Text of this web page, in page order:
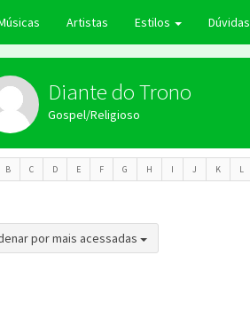
Artistas Estilos Dúvidas
Diante do Trono
Gospel/Religioso
B C D E F G H I J K L
Ordenar por mais acessadas Toggle Dropdown